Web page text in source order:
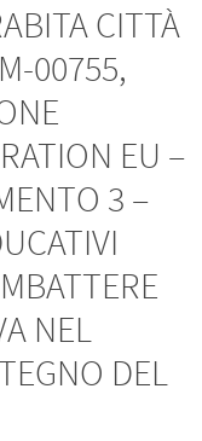
CITTÀ
00755,
EU –
3 –
NEL
DEL